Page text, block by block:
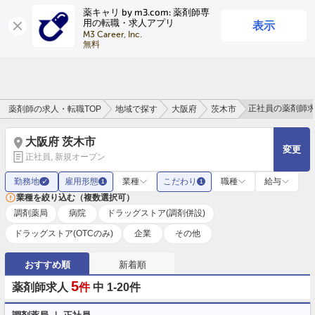
薬キャリ by m3.com: 薬剤師専
用の転職・求人アプリ
M3 Career, Inc.
無料
表示
ログイン
薬剤師の求人・転職TOP 地域で探す 大阪府 茨木市 正社員の薬剤師
大阪府 茨木市
正社員, 新規オープン
変更
勤務地 ✓ 雇用形態 1 業種 こだわり 1 職種
給与
業種を絞り込む（複数選択可）
調剤薬局
病院 ドラッグストア(調剤併設)
ドラッグストア(OTCのみ) 企業 その他
おすすめ順 新着順
薬剤師求人 5件 中 1-20件